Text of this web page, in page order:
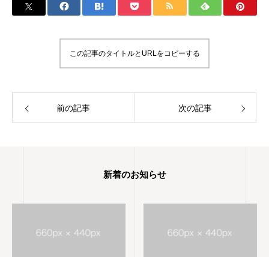
この記事のタイトルとURLをコピーする
前の記事 次の記事
新着のお知らせ